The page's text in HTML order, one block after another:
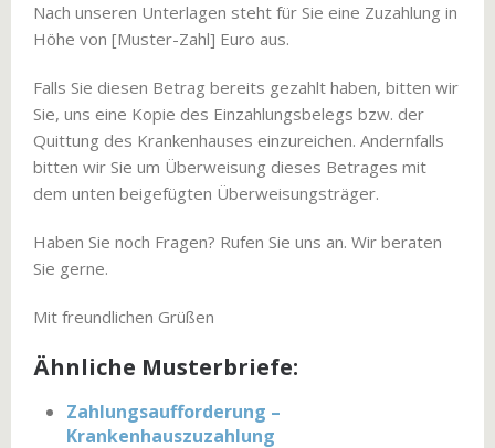
Nach unseren Unterlagen steht für Sie eine Zuzahlung in
Höhe von [Muster-Zahl] Euro aus.
Falls Sie diesen Betrag bereits gezahlt haben, bitten wir
Sie, uns eine Kopie des Einzahlungsbelegs bzw. der
Quittung des Krankenhauses einzureichen. Andernfalls
bitten wir Sie um Überweisung dieses Betrages mit
dem unten beigefügten Überweisungsträger.
Haben Sie noch Fragen? Rufen Sie uns an. Wir beraten
Sie gerne.
Mit freundlichen Grüßen
Ähnliche Musterbriefe:
Zahlungsaufforderung –
Krankenhauszuzahlung